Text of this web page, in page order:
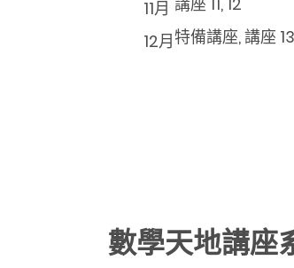
11月
12月特備講座, 講座 13
數學天地講座